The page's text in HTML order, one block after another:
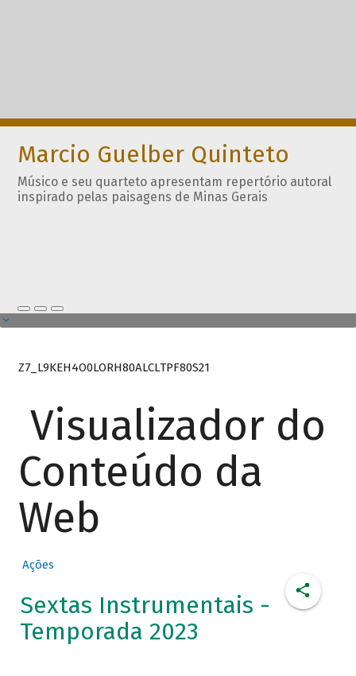
Marcio Guelber Quinteto
Músico e seu quarteto apresentam repertório autoral
inspirado pelas paisagens de Minas Gerais
Z7_L9KEH4O0LORH80ALCLTPF80S21
Visualizador do
Conteúdo da
Web
Ações
Sextas Instrumentais -
Temporada 2023